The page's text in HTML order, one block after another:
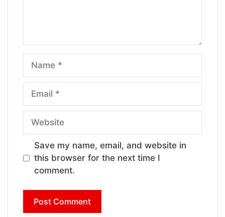
Name
Email
Website
Save my name, email, and website in
this browser for the next time I
comment.